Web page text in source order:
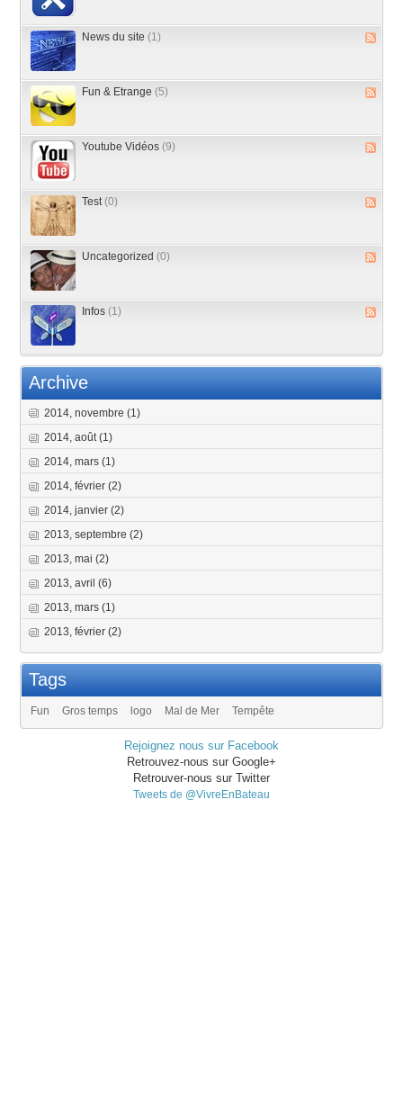
News du site (1)
Fun & Etrange (5)
Youtube Vidéos (9)
Test (0)
Uncategorized (0)
Infos (1)
Archive
2014, novembre(1)
2014, août(1)
2014, mars(1)
2014, février(2)
2014, janvier(2)
2013, septembre(2)
2013, mai(2)
2013, avril(6)
2013, mars(1)
2013, février(2)
Tags
Fun Gros temps logo Mal de Mer Tempête
Rejoignez nous sur Facebook
Retrouvez-nous sur Google+
Retrouver-nous sur Twitter
Tweets de @VivreEnBateau